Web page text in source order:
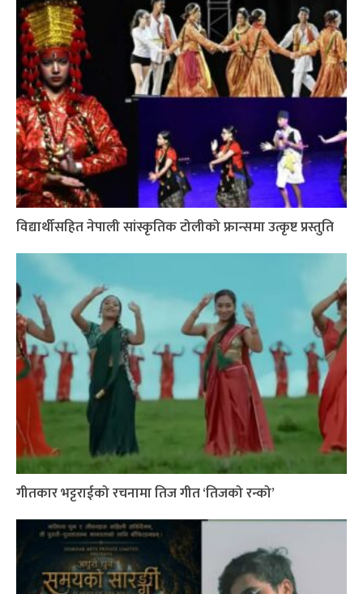
विद्यार्थीसहित नेपाली सांस्कृतिक टोलीको फ्रान्समा उत्कृष्ट प्रस्तुति
गीतकार भट्टराईको रचनामा तिज गीत ‘तिजको रन्को’